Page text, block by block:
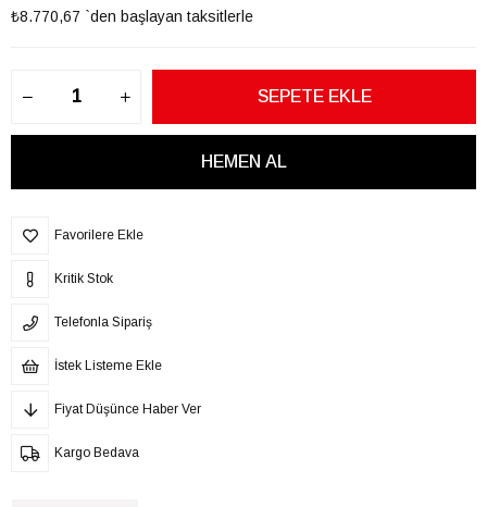
₺8.770,67 `den başlayan taksitlerle
Favorilere Ekle
Kritik Stok
Telefonla Sipariş
İstek Listeme Ekle
Fiyat Düşünce Haber Ver
Kargo Bedava